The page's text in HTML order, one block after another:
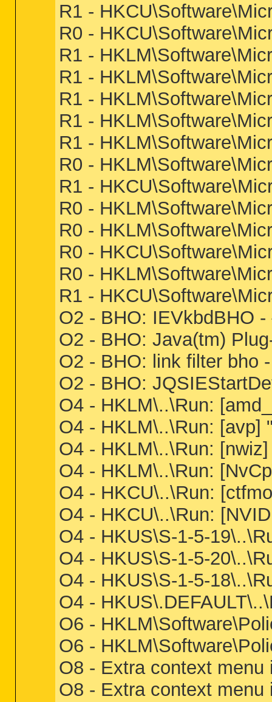
R1 -
R0 -
R1 -
R1 -
R1 -
R1 -
R1 -
R0 -
R1 -
R0 -
R0 -
R0 -
R0 -
R1 -
O2 - BHO: IEVkbdBHO
O2 - BHO: Java(tm)
O2 - BHO: link filter bho
O2 - BHO:
O4 - HKLM\..\Run:
O4 - HKLM\..\Run: [avp]
O4 - HKLM\..\Run:
O4 - HKLM\..\Run:
O4 - HKCU\..\Run:
O4 - HKCU\..\Run:
O4 - HKUS\S-1-5-
O4 - HKUS\S-1-5-
O4 - HKUS\S-1-5-
O4 -
O6 -
O6 -
O8 - Extra context
O8 - Extra context